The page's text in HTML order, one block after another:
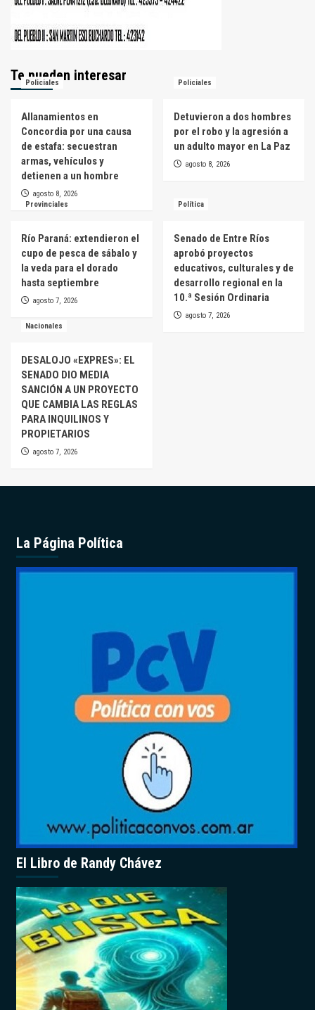
Te pueden interesar
Policiales
Allanamientos en
Concordia por una causa
de estafa: secuestran
armas, vehículos y
detienen a un hombre
agosto 8, 2026
Policiales
Detuvieron a dos hombres
por el robo y la agresión a
un adulto mayor en La Paz
agosto 8, 2026
Provinciales
Río Paraná: extendieron el
cupo de pesca de sábalo y
la veda para el dorado
hasta septiembre
agosto 7, 2026
Política
Senado de Entre Ríos
aprobó proyectos
educativos, culturales y de
desarrollo regional en la
10.ª Sesión Ordinaria
agosto 7, 2026
Nacionales
DESALOJO «EXPRES»: EL
SENADO DIO MEDIA
SANCIÓN A UN PROYECTO
QUE CAMBIA LAS REGLAS
PARA INQUILINOS Y
PROPIETARIOS
agosto 7, 2026
La Página Política
El Libro de Randy Chávez